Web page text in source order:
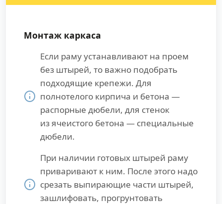
Монтаж каркаса
Если раму устанавливают на проем
без штырей, то важно подобрать
подходящие крепежи. Для
полнотелого кирпича и бетона —
распорные дюбели, для стенок
из ячеистого бетона — специальные
дюбели.
При наличии готовых штырей раму
приваривают к ним. После этого надо
срезать выпирающие части штырей,
зашлифовать, прогрунтовать